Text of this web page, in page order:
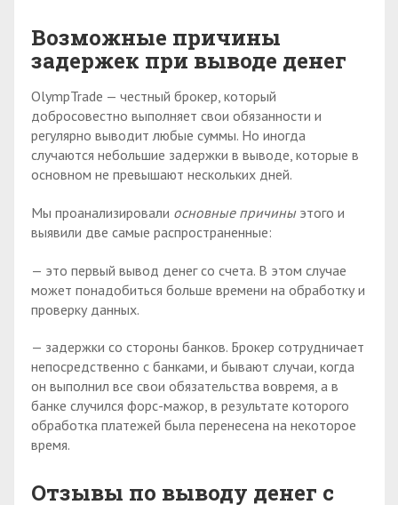
Возможные причины
задержек при выводе денег
OlympTrade — честный брокер, который
добросовестно выполняет свои обязанности и
регулярно выводит любые суммы. Но иногда
случаются небольшие задержки в выводе, которые в
основном не превышают нескольких дней.
Мы проанализировали основные причиныэтого и
выявили две самые распространенные:
— это первый вывод денег со счета. В этом случае
может понадобиться больше времени на обработку и
проверку данных.
— задержки со стороны банков. Брокер сотрудничает
непосредственно с банками, и бывают случаи, когда
он выполнил все свои обязательства вовремя, а в
банке случился форс-мажор, в результате которого
обработка платежей была перенесена на некоторое
время.
Отзывы по выводу денег с